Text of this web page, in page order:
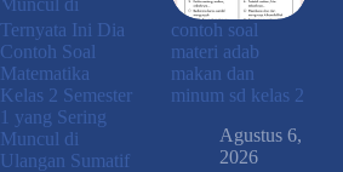
Ternyata Ini Dia
Contoh Soal
Matematika
Kelas 2 Semester
1 yang Sering
Muncul di
Ulangan Sumatif
contoh soal
materi adab
makan dan
minum sd kelas 2
Agustus 6,
2026